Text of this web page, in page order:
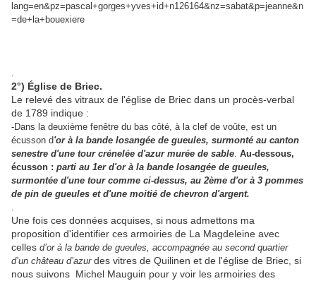
lang=en&pz=pascal+gorges+yves+id+n126164&nz=sabat&p=jeanne&n
=de+la+bouexiere
.
2°) Église de Briec.
Le relevé des vitraux de l'église de Briec dans un procès-verbal
de 1789 indique :
-Dans la deuxième fenêtre du bas côté, à la clef de voûte, est un
écusson d'or à la bande losangée de gueules, surmonté au canton
senestre d'une tour crénelée d'azur murée de sable. Au-dessous,
écusson : parti au 1er d'or à la bande losangée de gueules,
surmontée d'une tour comme ci-dessus, au 2ème d'or à 3 pommes
de pin de gueules et d'une moitié de chevron d'argent.
Une fois ces données acquises, si nous admettons ma
proposition d'identifier ces armoiries de La Magdeleine avec
celles d’or à la bande de gueules, accompagnée au second quartier
d’un château d’azur des vitres de Quilinen et de l'église de Briec, si
nous suivons Michel Mauguin pour y voir les armoiries des